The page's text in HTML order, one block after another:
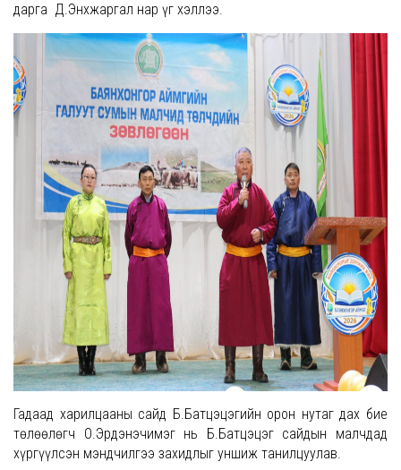
дарга Д.Энхжаргал нар үг хэллээ.
Гадаад харилцааны сайд Б.Батцэцэгийн орон нутаг дах бие
төлөөлөгч О.Эрдэнэчимэг нь Б.Батцэцэг сайдын малчдад
хүргүүлсэн мэндчилгээ захидлыг уншиж танилцуулав.